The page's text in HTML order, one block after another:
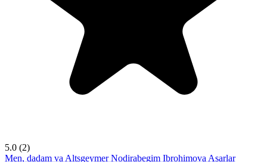
5.0 (2)
Men, dadam va Altsgeymer Nodirabegim Ibrohimova Asarlar